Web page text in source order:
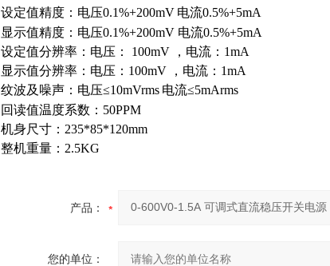
设定值精度：电压0.1%+200mV 电流0.5%+5mA
显示值精度：电压0.1%+200mV 电流0.5%+5mA
设定值分辨率：电压： 100mV ， 电流：1mA
显示值分辨率：电压：100mV ， 电流：1mA
纹波及噪声：电压≤10mVrms 电流≤5mArms
回读值温度系数：50PPM
机身尺寸：235*85*120mm
整机重量：2.5KG
产品：
您的单位：